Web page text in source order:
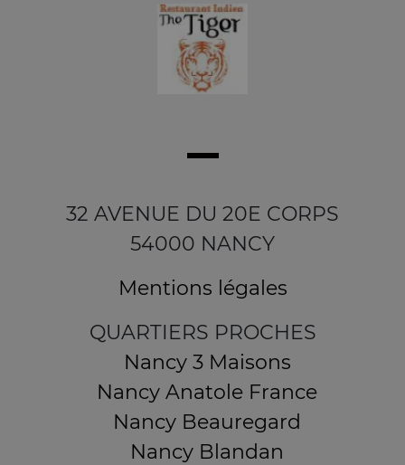
32 AVENUE DU 20E CORPS
54000 NANCY
Mentions légales
QUARTIERS PROCHES
Nancy 3 Maisons
Nancy Anatole France
Nancy Beauregard
Nancy Blandan